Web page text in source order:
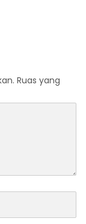
Ruas yang